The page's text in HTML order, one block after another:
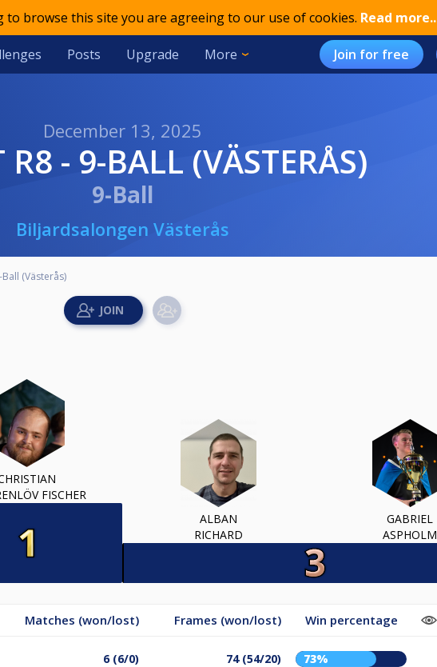
to browse this site you are agreeing to our use of cookies. Read more..
Posts Upgrade More Join for free
December 13, 2025
R8 - 9-BALL (VÄSTERÅS)
9-Ball
Biljardsalongen Västerås
Ball (Västerås)
FISCHER
ALBAN
RICHARD
GABRIEL
ASPHOLM
Matches (won/lost) Frames (won/lost) Win percentage
6 (6/0) 74 (54/20) 73%